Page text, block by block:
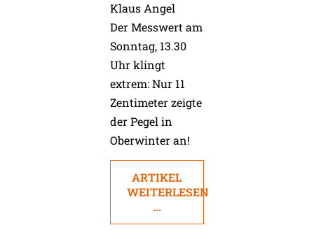
Klaus Angel
Der Messwert am
Sonntag, 13.30
Uhr klingt
extrem: Nur 11
Zentimeter zeigte
der Pegel in
Oberwinter an!
ARTIKEL
WEITERLESEN
...